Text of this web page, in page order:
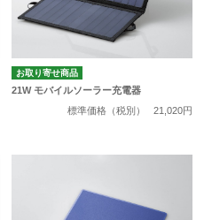
お取り寄せ商品
21W モバイルソーラー充電器
標準価格（税別）
21,020円